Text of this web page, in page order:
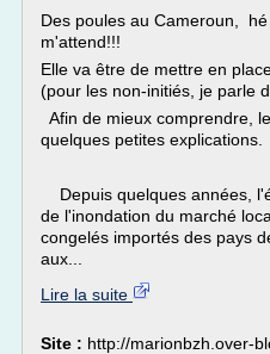
Des poules au Cameroun,
m'attend!!!
Elle va être de mettre en
(pour les non-initiés, je parle
Afin de mieux comprendre,
quelques petites explications.
Depuis quelques années,
de l'inondation du marché
congelés importés des pays
aux...
Lire la suite
Site : http://marionbzh.over-